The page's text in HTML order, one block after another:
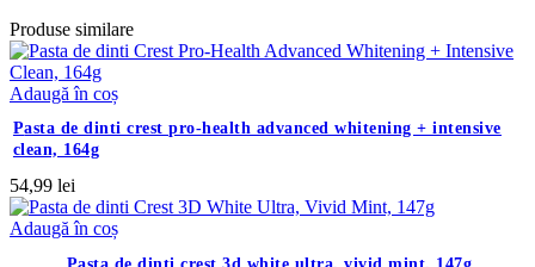
Produse similare
Adaugă în coș
pasta de dinti crest pro-health advanced whitening + intensive
clean, 164g
54,99 lei
Adaugă în coș